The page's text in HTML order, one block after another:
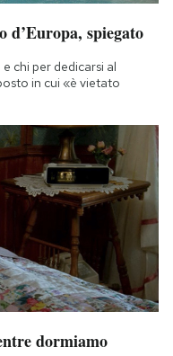
spiegato
chi per dedicarsi al
in cui «è vietato
dormiamo